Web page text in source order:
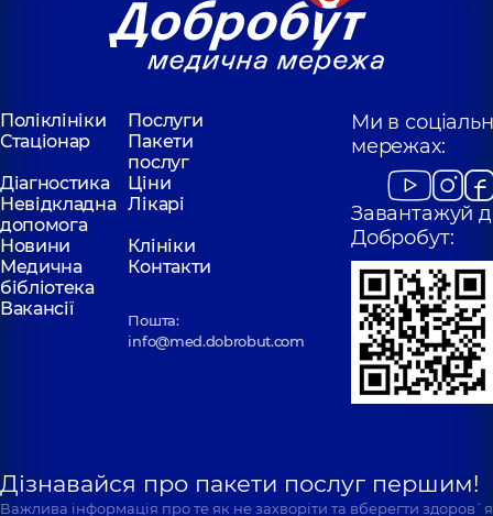
Поліклініки
Послуги
Стаціонар
Пакети
послуг
Діагностика
Ціни
Невідкладна
допомога
Лікарі
Новини
Клініки
Медична
бібліотека
Контакти
Вакансії
Пошта:
info@med.dobrobut.com
Ми в
мережах:
Завантажуй
Добробут:
Дізнавайся про пакети послуг першим!
Важлива інформація про те як не захворіти та вберегти